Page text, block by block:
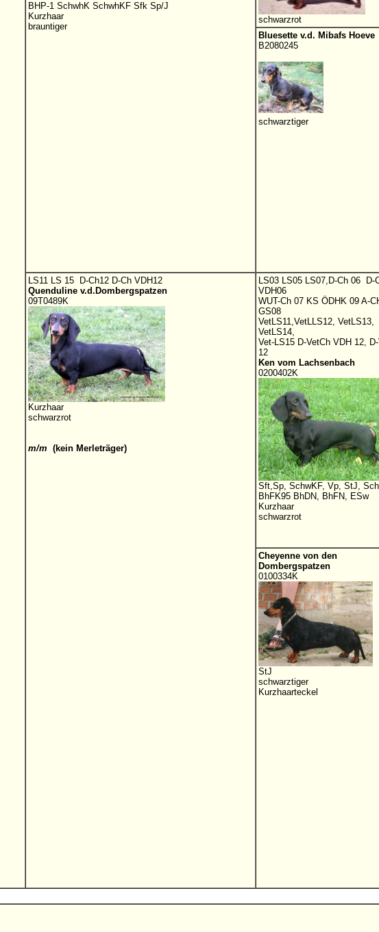
BHP-1 SchwhK SchwhKF Sfk Sp/J
Kurzhaar
brauntiger
schwarzrot
Bluesette v.d. Mibafs Hoeve
B2080245
schwarztiger
LS11 LS 15 D-Ch12 D-Ch VDH12
Quenduline v.d.Dombergspatzen
09T0489K
Kurzhaar
schwarzrot
m/m (kein Merleträger)
LS03 LS05 LS07,D-Ch 06 D-
VDH06
WUT-Ch 07 KS ÖDHK 09 A-
GS08
VetLS11,VetLLS12, VetLS13,
VetLS14,
Vet-LS15 D-VetCh VDH 12,
12
Ken vom Lachsenbach
0200402K
Sft,Sp, SchwKF, Vp, StJ,
BhFK95 BhDN, BhFN, ESw
Kurzhaar
schwarzrot
Cheyenne von den
Dombergspatzen
0100334K
StJ
schwarztiger
Kurzhaarteckel